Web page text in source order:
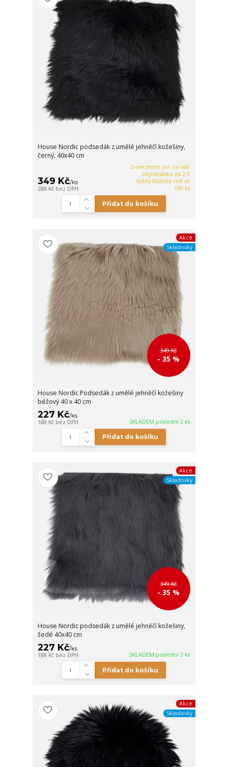
House Nordic podsedák z umělé jehněčí kožešiny,
černý, 40x40 cm
349 Kč/ks
288 Kč bez DPH
Dovezeme jen na vaší
objednávku za 2-3
týdny Můžete mít až
100 ks
Přidat do košíku
Akce
Skladovky
349 Kč
- 35 %
House Nordic Podsedák z umělé jehněčí kožešiny
béžový 40 x 40 cm
227 Kč/ks
188 Kč bez DPH SKLADEM poslední 2 ks
Přidat do košíku
Akce
Skladovky
349 Kč
- 35 %
House Nordic podsedák z umělé jehněčí kožešiny,
šedé 40x40 cm
227 Kč/ks
188 Kč bez DPH SKLADEM poslední 3 ks
Přidat do košíku
Akce
Skladovky